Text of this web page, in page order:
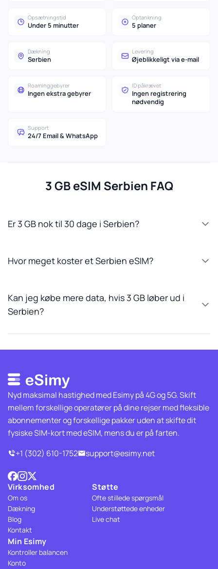
Opsætningstid
Under 5 minutter
Optankning
5 planer
Dækning
Serbien
Levering
Øjeblikkeligt via e-mail
Roaminggebyrer
Ingen ekstra gebyrer
ID påkrævet
Ingen registrering
nødvendig
Support
24/7 Email & WhatsApp
3 GB eSIM Serbien FAQ
Er 3 GB nok til 30 dage i Serbien?
Hvor meget koster et Serbien eSIM?
Kan jeg købe mere data, hvis 3 GB løber ud i
Serbien?
Nyd maksimal hastighed med Esimy på 4G og 5G. Skift
mellem forskellige operatører på dine rejser med fleksible
abonnementer og forskellige pakker uden at skifte dit
fysiske SIM-kort med eSIM, mens du er på farten.
+1 (302) 610-1752
support@esimy.net
Virksomhed
Om os
Dækning
Blog
Kontakt
Støtte
Ofte stillede spørgsmål
Understøttede enheder
Live chat
Min Esimy
Kontroller balancen
Konto